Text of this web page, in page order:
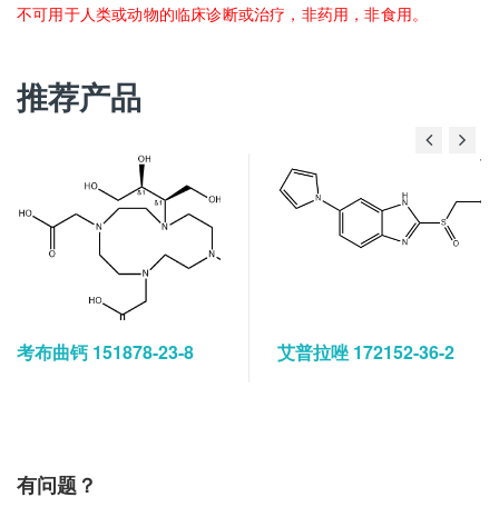
不可用于人类或动物的临床诊断或治疗，非药用，非食用。
推荐产品
考布曲钙 151878-23-8 艾普拉唑 172152-36-2
有问题？